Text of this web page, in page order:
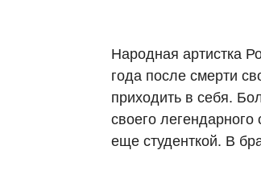
Народная артистка
года после смерти
приходить в себя.
своего
еще студенткой. В